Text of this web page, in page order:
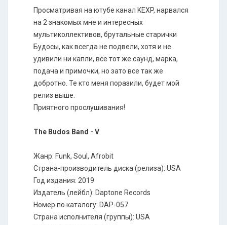
Просматривая на ютубе канал KEXP, нарвался
на 2 знакомых мне и интересных
мультиколлективов, брутальные старички
Будосы, как всегда не подвели, хотя и не
удивили ни капли, всё тот же саунд, марка,
подача и примочки, но зато все так же
добротно. Те кто меня поразили, будет мой
релиз выше.
Приятного прослушивания!
The Budos Band - V
Жанр: Funk, Soul, Afrobit
Страна-производитель диска (релиза): USA
Год издания: 2019
Издатель (лейбл): Daptone Records
Номер по каталогу: DAP-057
Страна исполнителя (группы): USA